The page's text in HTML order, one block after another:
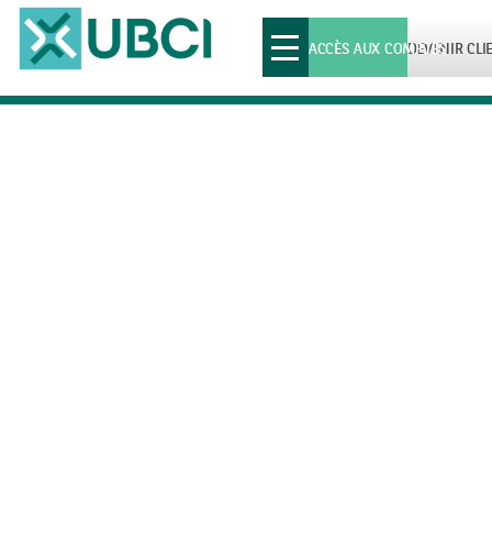
Toggle
navigationDEVENIR
ACCÈS AUX COMPTES